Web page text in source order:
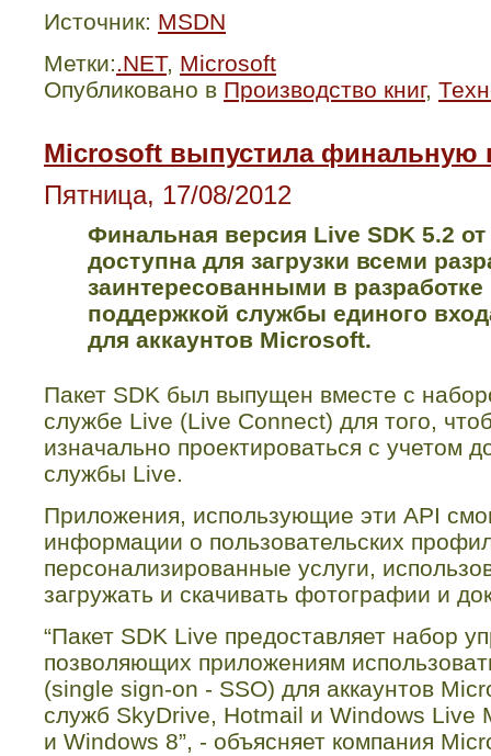
Источник: MSDN
Метки:.NET, Microsoft
Опубликовано в Производство книг,
Microsoft выпустила финальную
Пятница, 17/08/2012
Финальная версия Live SDK 5.2
доступна для загрузки всеми
заинтересованными в
поддержкой службы единого
для аккаунтов Microsoft.
Пакет SDK был выпущен вместе с
службе Live (Live Connect) для того,
изначально проектироваться с учетом
службы Live.
Приложения, использующие эти API
информации о пользовательских
персонализированные услуги,
загружать и скачивать фотографии и
“Пакет SDK Live предоставляет набор
позволяющих приложениям
(single sign-on - SSO) для аккаунтов
служб SkyDrive, Hotmail и Windows Live
и Windows 8”, - объясняет компания